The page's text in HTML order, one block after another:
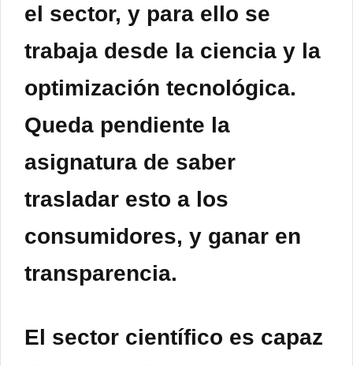
el sector, y para ello se
trabaja desde la ciencia y la
optimización tecnológica.
Queda pendiente la
asignatura de saber
trasladar esto a los
consumidores, y ganar en
transparencia.
El sector científico es capaz